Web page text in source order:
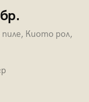
Киото рол,